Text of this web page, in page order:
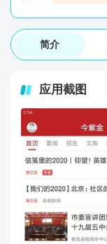
简介
应用截图